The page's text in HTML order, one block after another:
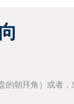
朝拜角）或者